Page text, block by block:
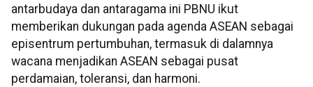
antarbudaya dan antaragama ini PBNU ikut
memberikan dukungan pada agenda ASEAN sebagai
episentrum pertumbuhan, termasuk di dalamnya
wacana menjadikan ASEAN sebagai pusat
perdamaian, toleransi, dan harmoni.